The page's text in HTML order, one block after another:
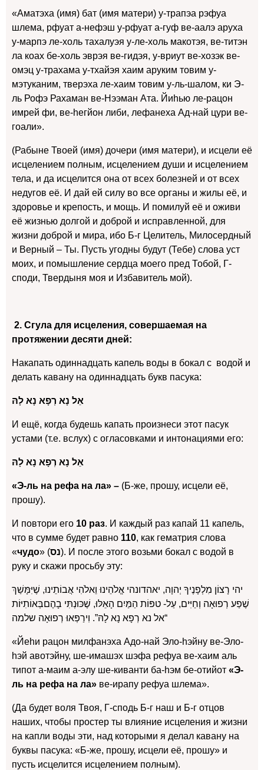
«Аматэха (имя) бат (имя матери) у-трапэа рэфуа
шлема, рфуат а-нефэш у-рфуат а-гуф ве-аалэ аруха
у-марпэ ле-холь тахалуэя у-ле-холь макотэя, ве-титэн
ла коах бе-холь эврэя ве-гидэя, у-вриут ве-хозэк ве-
омэц у-трахама у-тхайэя хаим аруким товим у-
мэтуканим, тверэха ле-хаим товим у-ль-шалом, ки Э-
ль Рофэ Рахаман ве-Нээман Ата. Йиhью ле-рацон
имрей фи, ве-hегйон либи, лефанеха Ад-най цури ве-
гоали».
(Рабыне Твоей (имя) дочери (имя матери), и исцели её
исцелением полным, исцелением души и исцелением
тела, и да исцелится она от всех болезней и от всех
недугов её. И дай ей силу во все органы и жилы её, и
здоровье и крепость, и мощь. И помилуй её и оживи
её жизнью долгой и доброй и исправленной, для
жизни доброй и мира, ибо Б-г Целитель, Милосердный
и Верный – Ты. Пусть угодны будут (Тебе) слова уст
моих, и помышление сердца моего пред Тобой, Г-
споди, Твердыня моя и Избавитель мой).
2. Сгула для исцеления, совершаемая на
протяжении десяти дней:
Накапать одиннадцать капель воды в бокал с водой и
делать кавану на одиннадцать букв пасука:
אֵל נָא רְפָא נָא לָהּ
И ещё, когда будешь капать произнеси этот пасук
устами (т.е. вслух) с огласовками и интонациями его:
אֵל נָא רְפָא נָא לָהּ
«Э-ль на рефа на ла» – (Б-же, прошу, исцели её,
прошу).
И повтори его 10 раз. И каждый раз капай 11 капель,
что в сумме будет равно 110, как гематрия слова
«чудо» (נס). И после этого возьми бокал с водой в
руку и скажи просьбу эту:
יהי רָצוֹן מִלְפָנֶיךָ יְהוָה, יאהדונהי אֱלֹהֵינוּ וֵאלֹהִי אֲבוֹתֵינוּ, שֶׁיִּמָּשַׁךְ
שֶׁפַע רְפוּאָה וְחַיִּים, עַל- טפּוֹת הַמַּיִם הָאֵלּוּ, שֶׁכּוּנְתִּי בָהֶםבְּאוֹתִיּוֹת
“אל נא רְפָא נָא לָהּ”. וִירַפְּאוּ רְפוּאָה שלמה
«Йеhи рацон милфанэха Адо-най Эло-hэйну ве-Эло-
hэй авотэйну, ше-имашэх шэфа рефуа ве-хаим аль
типот а-маим а-элу ше-киванти ба-hэм бе-отийот «Э-
ль на рефа на ла» ве-ирапу рефуа шлема».
(Да будет воля Твоя, Г-сподь Б-г наш и Б-г отцов
наших, чтобы простер ты влияние исцеления и жизни
на капли воды эти, над которыми я делал кавану на
буквы пасука: «Б-же, прошу, исцели её, прошу» и
пусть исцелится исцелением полным).